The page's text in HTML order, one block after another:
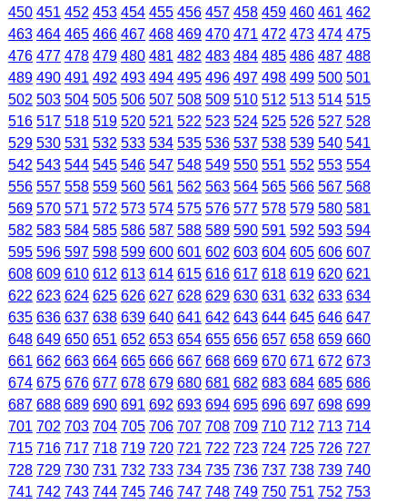
450 451 452 453 454 455 456 457 458 459 460 461 462
463 464 465 466 467 468 469 470 471 472 473 474 475
476 477 478 479 480 481 482 483 484 485 486 487 488
489 490 491 492 493 494 495 496 497 498 499 500 501
502 503 504 505 506 507 508 509 510 512 513 514 515
516 517 518 519 520 521 522 523 524 525 526 527 528
529 530 531 532 533 534 535 536 537 538 539 540 541
542 543 544 545 546 547 548 549 550 551 552 553 554
556 557 558 559 560 561 562 563 564 565 566 567 568
569 570 571 572 573 574 575 576 577 578 579 580 581
582 583 584 585 586 587 588 589 590 591 592 593 594
595 596 597 598 599 600 601 602 603 604 605 606 607
608 609 610 612 613 614 615 616 617 618 619 620 621
622 623 624 625 626 627 628 629 630 631 632 633 634
635 636 637 638 639 640 641 642 643 644 645 646 647
648 649 650 651 652 653 654 655 656 657 658 659 660
661 662 663 664 665 666 667 668 669 670 671 672 673
674 675 676 677 678 679 680 681 682 683 684 685 686
687 688 689 690 691 692 693 694 695 696 697 698 699
701 702 703 704 705 706 707 708 709 710 712 713 714
715 716 717 718 719 720 721 722 723 724 725 726 727
728 729 730 731 732 733 734 735 736 737 738 739 740
741 742 743 744 745 746 747 748 749 750 751 752 753